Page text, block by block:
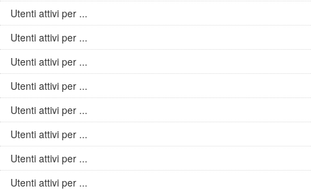
Utenti attivi per ...
Utenti attivi per ...
Utenti attivi per ...
Utenti attivi per ...
Utenti attivi per ...
Utenti attivi per ...
Utenti attivi per ...
Utenti attivi per ...